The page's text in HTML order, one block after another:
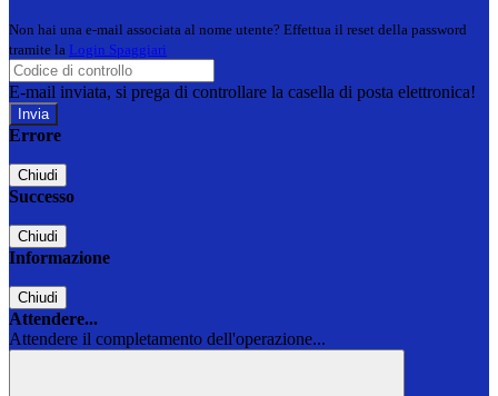
Non hai una e-mail associata al nome utente? Effettua il reset della password
tramite la Login Spaggiari
E-mail inviata, si prega di controllare la casella di posta elettronica!
Errore
Chiudi
Successo
Chiudi
Informazione
Chiudi
Attendere...
Attendere il completamento dell'operazione...